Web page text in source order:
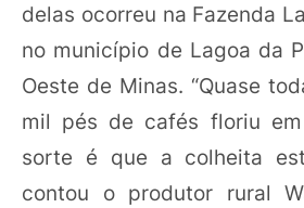
delas ocorreu na Fazenda
no município de Lagoa da
Oeste de Minas. “Quase
mil pés de cafés floriu
sorte é que a colheita
contou o produtor rural